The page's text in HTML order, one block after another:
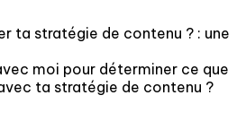
ta stratégie de contenu ? : une
moi pour déterminer ce que
ta stratégie de contenu ?